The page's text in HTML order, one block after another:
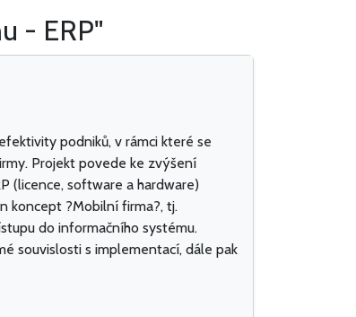
- ERP"
podniků, v rámci které se
Projekt povede ke zvýšení
(licence, software a hardware)
koncept ?Mobilní firma?, tj.
do informačního systému.
souvislosti s implementací, dále pak